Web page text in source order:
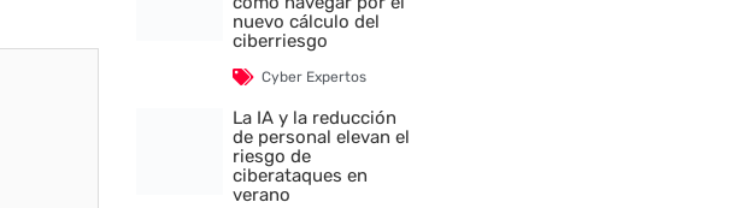
nuevo cálculo del
ciberriesgo
Cyber Expertos
La IA y la reducción
de personal elevan el
riesgo de
ciberataques en
verano